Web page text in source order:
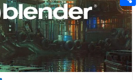
n
g
e
e
r
r
e
s
a
e
d
t
C
o
m
p